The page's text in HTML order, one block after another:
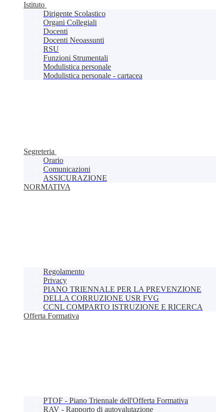
Istituto
Dirigente Scolastico
Organi Collegiali
Docenti
Docenti Neoassunti
RSU
Funzioni Strumentali
Modulistica personale
Modulistica personale - cartacea
Segreteria
Orario
Comunicazioni
ASSICURAZIONE
NORMATIVA
Regolamento
Privacy
PIANO TRIENNALE PER LA PREVENZIONE
DELLA CORRUZIONE USR FVG
CCNL COMPARTO ISTRUZIONE E RICERCA
Offerta Formativa
PTOF - Piano Triennale dell'Offerta Formativa
RAV - Rapporto di autovalutazione